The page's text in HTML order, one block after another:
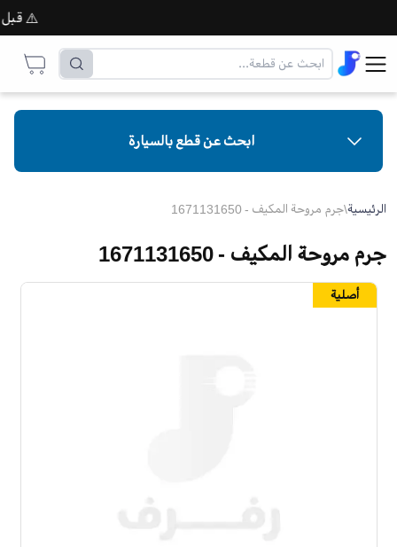
⚠️ قبل
ابحث عن قطع بالسيارة
الرئيسية\جرم مروحة المكيف - 1671131650
جرم مروحة المكيف - 1671131650
أصلية